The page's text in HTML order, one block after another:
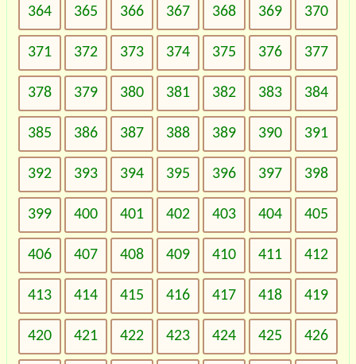
364 365 366 367 368 369 370
371 372 373 374 375 376 377
378 379 380 381 382 383 384
385 386 387 388 389 390 391
392 393 394 395 396 397 398
399 400 401 402 403 404 405
406 407 408 409 410 411 412
413 414 415 416 417 418 419
420 421 422 423 424 425 426